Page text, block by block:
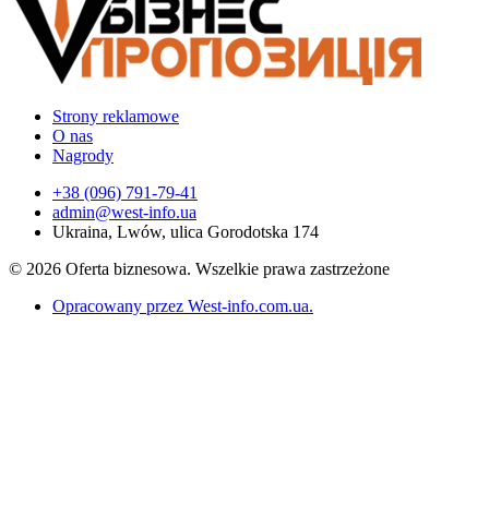
Strony reklamowe
O nas
Nagrody
+38 (096) 791-79-41
admin@west-info.ua
Ukraina, Lwów, ulica Gorodotska 174
© 2026 Oferta biznesowa. Wszelkie prawa zastrzeżone
Opracowany przez West-info.com.ua.